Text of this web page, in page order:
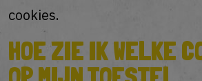
cookies.
HOE ZIE IK WELKE